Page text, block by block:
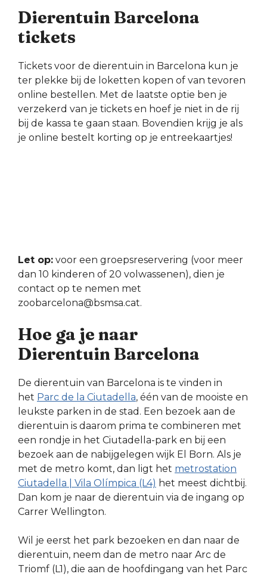
Dierentuin Barcelona
tickets
Tickets voor de dierentuin in Barcelona kun je
ter plekke bij de loketten kopen of van tevoren
online bestellen. Met de laatste optie ben je
verzekerd van je tickets en hoef je niet in de rij
bij de kassa te gaan staan. Bovendien krijg je als
je online bestelt korting op je entreekaartjes!
Let op: voor een groepsreservering (voor meer
dan 10 kinderen of 20 volwassenen), dien je
contact op te nemen met
zoobarcelona@bsmsa.cat.
Hoe ga je naar
Dierentuin Barcelona
De dierentuin van Barcelona is te vinden in
het Parc de la Ciutadella, één van de mooiste en
leukste parken in de stad. Een bezoek aan de
dierentuin is daarom prima te combineren met
een rondje in het Ciutadella-park en bij een
bezoek aan de nabijgelegen wijk El Born. Als je
met de metro komt, dan ligt het metrostation
Ciutadella | Vila Olímpica (L4) het meest dichtbij.
Dan kom je naar de dierentuin via de ingang op
Carrer Wellington.
Wil je eerst het park bezoeken en dan naar de
dierentuin, neem dan de metro naar Arc de
Triomf (L1), die aan de hoofdingang van het Parc